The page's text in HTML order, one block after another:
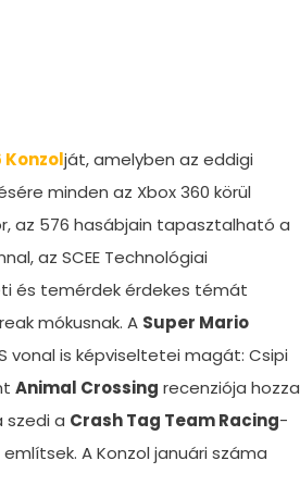
Konzolját, amelyben az eddigi
minden az Xbox 360 körül
az 576 hasábjain tapasztalható a
az SCEE Technológiai
és temérdek érdekes témát
mókusnak. A Super Mario
is képviseltetei magát: Csipi
Animal Crossing recenziója hozza
szedi a Crash Tag Team Racing-
A Konzol januári száma